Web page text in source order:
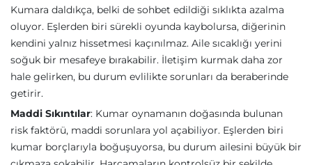
Kumara daldıkça, belki de sohbet edildiği sıklıkta azalma
oluyor. Eşlerden biri sürekli oyunda kaybolursa, diğerinin
kendini yalnız hissetmesi kaçınılmaz. Aile sıcaklığı yerini
soğuk bir mesafeye bırakabilir. İletişim kurmak daha zor
hale gelirken, bu durum evlilikte sorunları da beraberinde
getirir.
Maddi Sıkıntılar: Kumar oynamanın doğasında bulunan
risk faktörü, maddi sorunlara yol açabiliyor. Eşlerden biri
kumar borçlarıyla boğuşuyorsa, bu durum ailesini büyük bir